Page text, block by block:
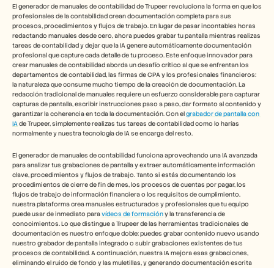
El generador de manuales de contabilidad de Trupeer revoluciona la forma en que los
profesionales de la contabilidad crean documentación completa para sus
procesos, procedimientos y flujos de trabajo. En lugar de pasar incontables horas
redactando manuales desde cero, ahora puedes grabar tu pantalla mientras realizas
tareas de contabilidad y dejar que la IA genere automáticamente documentación
profesional que capture cada detalle de tu proceso. Este enfoque innovador para
crear manuales de contabilidad aborda un desafío crítico al que se enfrentan los
departamentos de contabilidad, las firmas de CPA y los profesionales financieros:
la naturaleza que consume mucho tiempo de la creación de documentación. La
redacción tradicional de manuales requiere un esfuerzo considerable para capturar
capturas de pantalla, escribir instrucciones paso a paso, dar formato al contenido y
garantizar la coherencia en toda la documentación. Con el grabador de pantalla con
IA de Trupeer, simplemente realizas tus tareas de contabilidad como lo harías
normalmente y nuestra tecnología de IA se encarga del resto.
El generador de manuales de contabilidad funciona aprovechando una IA avanzada
para analizar tus grabaciones de pantalla y extraer automáticamente información
clave, procedimientos y flujos de trabajo. Tanto si estás documentando los
procedimientos de cierre de fin de mes, los procesos de cuentas por pagar, los
flujos de trabajo de información financiera o los requisitos de cumplimiento,
nuestra plataforma crea manuales estructurados y profesionales que tu equipo
puede usar de inmediato para vídeos de formación y la transferencia de
conocimientos. Lo que distingue a Trupeer de las herramientas tradicionales de
documentación es nuestro enfoque doble: puedes grabar contenido nuevo usando
nuestro grabador de pantalla integrado o subir grabaciones existentes de tus
procesos de contabilidad. A continuación, nuestra IA mejora esas grabaciones,
eliminando el ruido de fondo y las muletillas, y generando documentación escrita
Historias de clientes
Precios
Empleo
Habilitación de ventas
Preventa
Marketing de producto
Éxito del cliente
Formación
Ver más casos de uso
Reserva una demo